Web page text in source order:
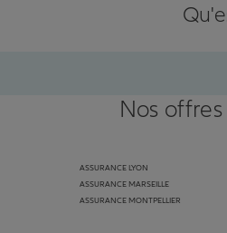
Nos
ASSURANCE LYON
ASSURANCE MARSEILLE
ASSURANCE MONTPELLIER